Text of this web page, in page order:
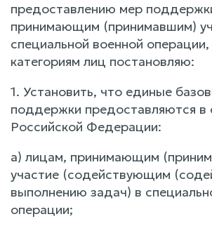
предоставлению мер
принимающим (принимавшим)
специальной военной
категориям лиц постановляю:
1. Установить, что единые
поддержки предоставляются в
Российской Федерации:
а) лицам, принимающим
участие (содействующим
выполнению задач) в
операции;